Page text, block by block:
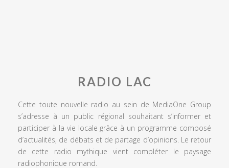
RADIO LAC
Cette toute nouvelle radio au sein de MediaOne Group
s’adresse à un public régional souhaitant s’informer et
participer à la vie locale grâce à un programme composé
d’actualités, de débats et de partage d’opinions. Le retour
de cette radio mythique vient compléter le paysage
radiophonique romand.